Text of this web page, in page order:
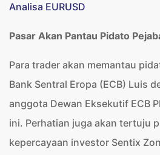
Analisa EURUSD
Pasar Akan Pantau Pidato
Para trader akan memantau
Bank Sentral Eropa (ECB) Luis
anggota Dewan Eksekutif ECB
ini. Perhatian juga akan tertuju
kepercayaan investor Sentix